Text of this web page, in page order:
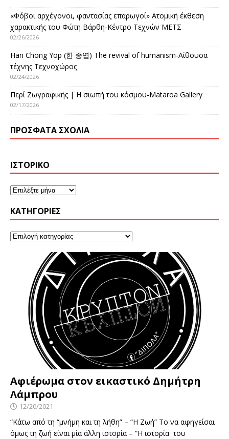
«Φόβοι αρχέγονοι, φαντασίας επαρωγοί» Ατομική έκθεση
χαρακτικής του Φώτη Βάρθη-Κέντρο Τεχνών ΜΕΤΣ
02/26/2026
Han Chong Yop (한 종엽) The revival of humanism-Αίθουσα
τέχνης Τεχνοχώρος
02/24/2026
Περί Ζωγραφικής | Η σιωπή του κόσμου-Mataroa Gallery
02/17/2026
ΠΡΌΣΦΑΤΑ ΣΧΌΛΙΑ
ΙΣΤΟΡΙΚΌ
KΑΤΗΓΟΡΊΕΣ
Αφιέρωμα στον εικαστικό Δημήτρη
Λάμπρου
12/20/2021
“Κάτω από τη “μνήμη και τη λήθη” – “Η Ζωή” Το να αφηγείσαι
όμως τη ζωή είναι μία άλλη ιστορία – “Η ιστορία του